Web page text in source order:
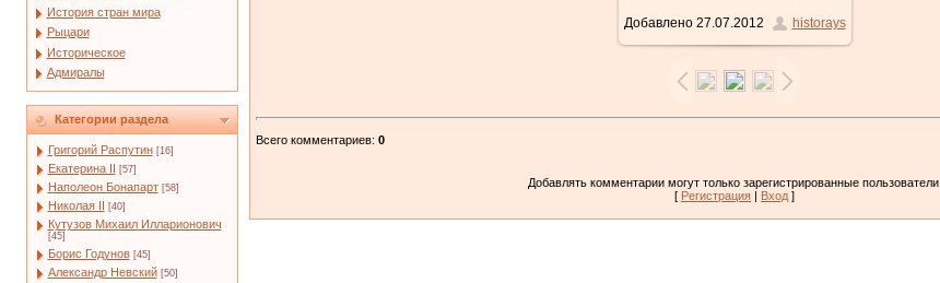
История стран мира
Рыцари
Историческое
Адмиралы
Категории раздела
Григорий Распутин [16]
Екатерина II [57]
Наполеон Бонапарт [58]
Николая II [40]
Кутузов Михаил Илларионович
[45]
Борис Годунов [45]
Александр Невский [50]
487x678/ 68.5Kb
Добавлено27.07.2012 historays
Всего комментариев: 0
Добавлять комментарии могут только зарегистрированные пользователи.
[ Регистрация | Вход ]